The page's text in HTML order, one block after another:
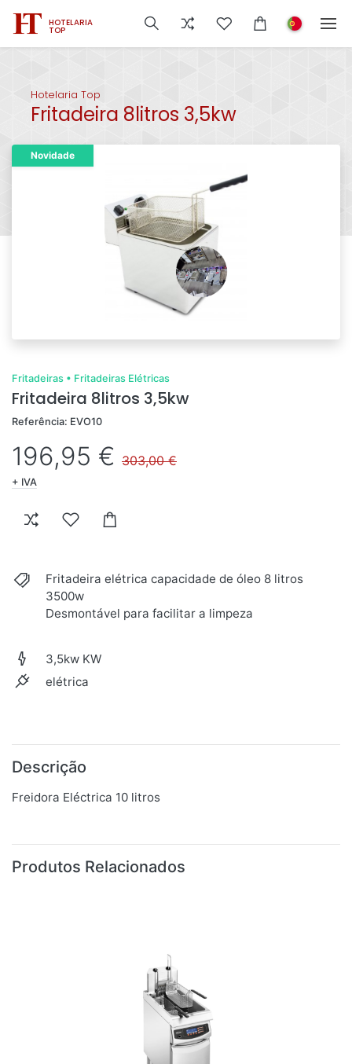
HOTELARIA
TOP
Hotelaria Top
Fritadeira 8litros 3,5kw
Novidade
Fritadeiras • Fritadeiras Elétricas
Fritadeira 8litros 3,5kw
Referência: EVO10
196,95 € 303,00 €
+ IVA
Fritadeira elétrica capacidade de óleo 8 litros
3500w
Desmontável para facilitar a limpeza
3,5kw KW
elétrica
Descrição
Freidora Eléctrica 10 litros
Produtos Relacionados